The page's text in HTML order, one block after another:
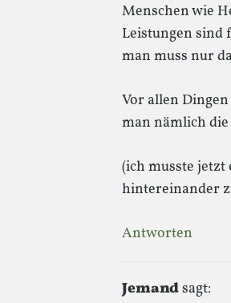
Menschen wie
Leistungen sind
man muss nur
Vor allen
man nämlich
(ich musste jetzt
hintereinander
Antworten
Jemandsagt: